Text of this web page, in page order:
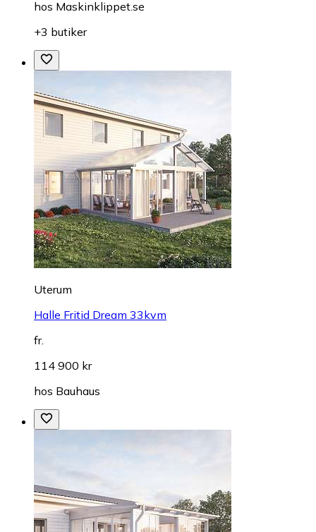
hos Maskinklippet.se
+3 butiker
Uterum
Halle Fritid Dream 33kvm
fr.
114 900 kr
hos Bauhaus